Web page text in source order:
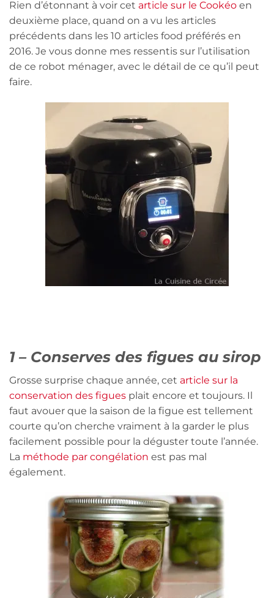
Rien d’étonnant à voir cet article sur le Cookéo en
deuxième place, quand on a vu les articles
précédents dans les 10 articles food préférés en
2016. Je vous donne mes ressentis sur l’utilisation
de ce robot ménager, avec le détail de ce qu’il peut
faire.
1 – Conserves des figues au sirop
Grosse surprise chaque année, cet article sur la
conservation des figues plait encore et toujours. Il
faut avouer que la saison de la figue est tellement
courte qu’on cherche vraiment à la garder le plus
facilement possible pour la déguster toute l’année.
La méthode par congélation est pas mal
également.